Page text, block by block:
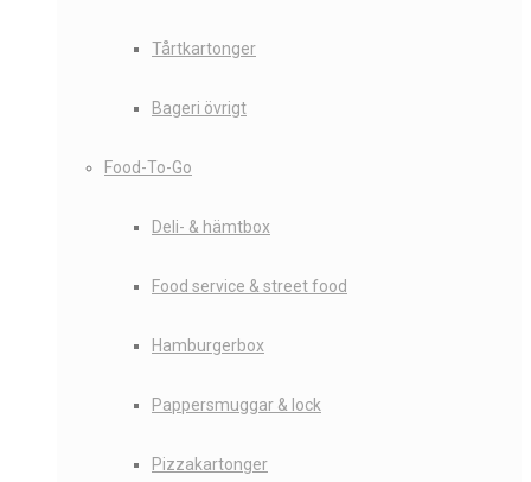
Tårtkartonger
Bageri övrigt
Food-To-Go
Deli- & hämtbox
Food service & street food
Hamburgerbox
Pappersmuggar & lock
Pizzakartonger